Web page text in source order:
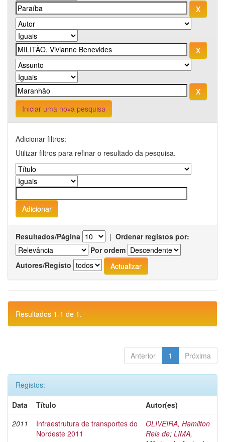
Iniciar uma nova pesquisa
Adicionar filtros:
Utilizar filtros para refinar o resultado da pesquisa.
Resultados/Página | Ordenar registos por:
Por ordem
Autores/Registo
Resultados 1-1 de 1.
Anterior 1 Próxima
Registos:
Data
Título
Autor(es)
2011
Infraestrutura de transportes do
Nordeste 2011
OLIVEIRA, Hamilton
Reis de; LIMA,